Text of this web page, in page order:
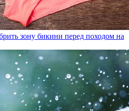
зону бикини перед походом на